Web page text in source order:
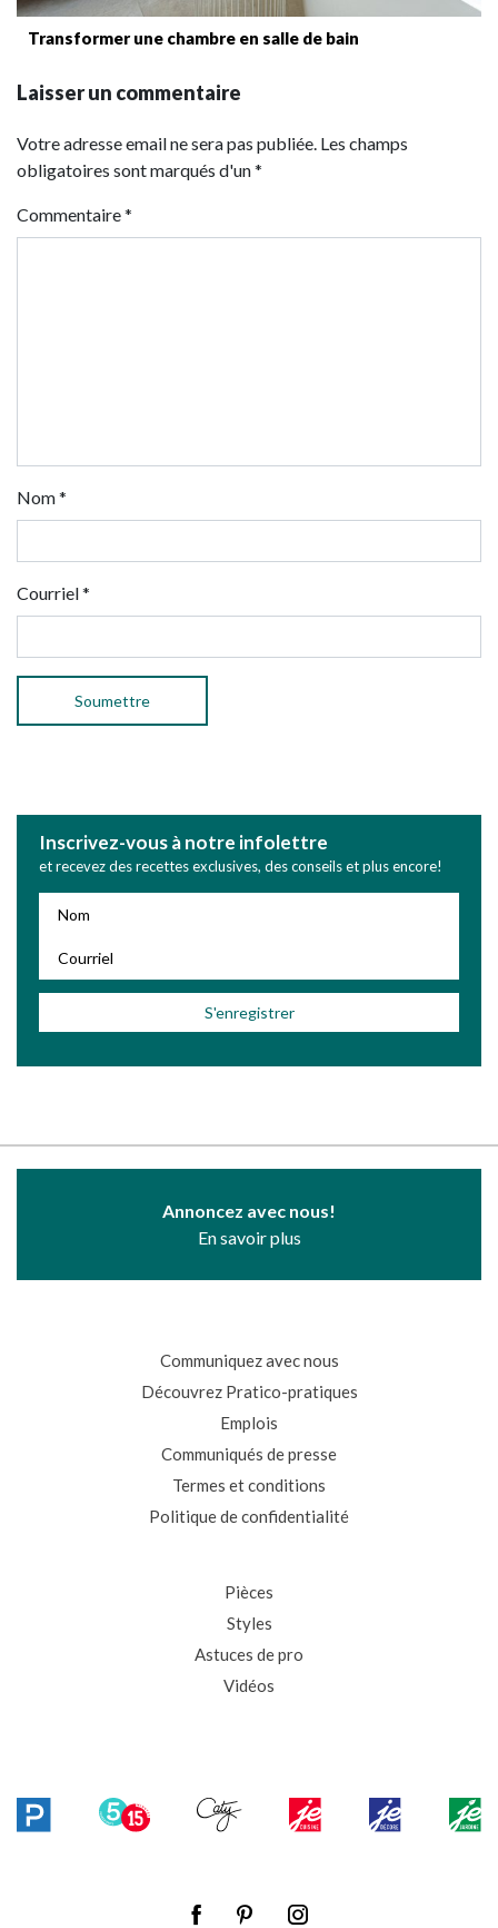
Transformer une chambre en salle de bain
Laisser un commentaire
Votre adresse email ne sera pas publiée. Les champs
obligatoires sont marqués d'un *
Commentaire*
Nom*
Courriel*
Inscrivez-vous à notre infolettre
et recevez des recettes exclusives, des conseils et plus encore!
Annoncez avec nous!
En savoir plus
Communiquez avec nous
Découvrez Pratico-pratiques
Emplois
Communiqués de presse
Termes et conditions
Politique de confidentialité
Pièces
Styles
Astuces de pro
Vidéos